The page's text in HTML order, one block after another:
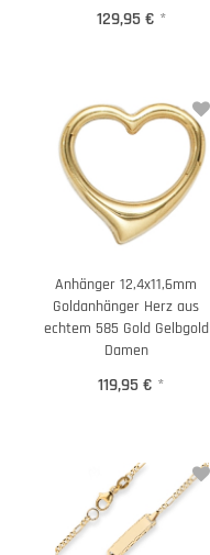
129,95 € *
Anhänger 12,4x11,6mm
Goldanhänger Herz aus
echtem 585 Gold Gelbgold
Damen
119,95 € *